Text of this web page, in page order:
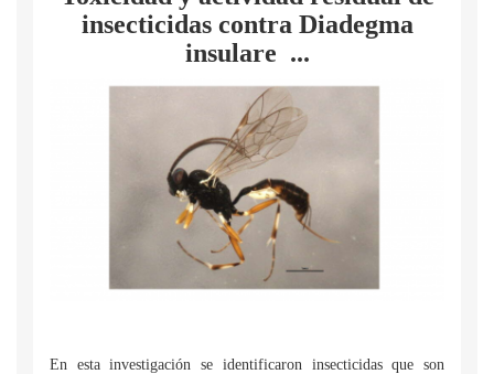
insecticidas contra Diadegma
insulare ...
En esta investigación se identificaron insecticidas que son